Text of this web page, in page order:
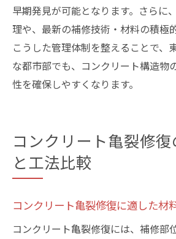
早期発見が可能となります。さらに
理や、最新の補修技術・材料の積極
こうした管理体制を整えることで、
な都市部でも、コンクリート構造物
性を確保しやすくなります。
コンクリート亀裂修
と工法比較
コンクリート亀裂修復に適した材
コンクリート亀裂修復には、補修部